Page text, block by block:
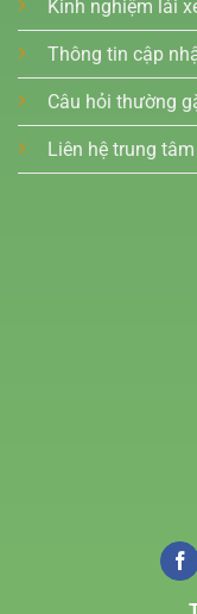
Kinh nghiệm lái
Thông tin cập
Câu hỏi thường
Liên hệ trung tâm